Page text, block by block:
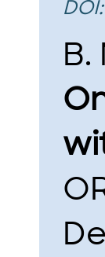
DOI:
B.